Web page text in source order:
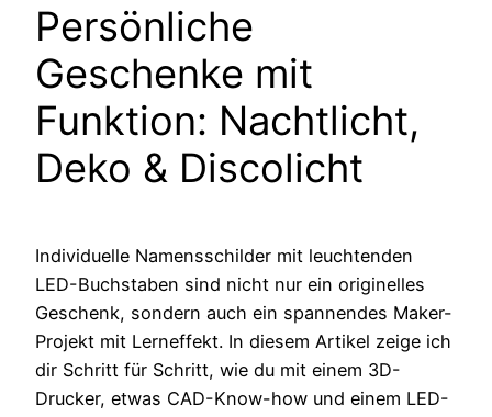
Persönliche
Geschenke mit
Funktion: Nachtlicht,
Deko & Discolicht
Individuelle Namensschilder mit leuchtenden
LED-Buchstaben sind nicht nur ein originelles
Geschenk, sondern auch ein spannendes Maker-
Projekt mit Lerneffekt. In diesem Artikel zeige ich
dir Schritt für Schritt, wie du mit einem 3D-
Drucker, etwas CAD-Know-how und einem LED-